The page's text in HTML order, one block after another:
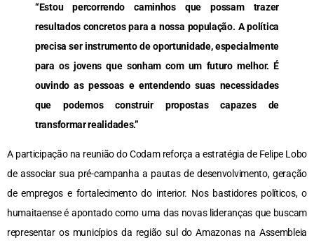
“Estou percorrendo caminhos que possam trazer
resultados concretos para a nossa população. A política
precisa ser instrumento de oportunidade, especialmente
para os jovens que sonham com um futuro melhor. É
ouvindo as pessoas e entendendo suas necessidades
que podemos construir propostas capazes de
transformar realidades.”
A participação na reunião do Codam reforça a estratégia de Felipe Lobo
de associar sua pré-campanha a pautas de desenvolvimento, geração
de empregos e fortalecimento do interior. Nos bastidores políticos, o
humaitaense é apontado como uma das novas lideranças que buscam
representar os municípios da região sul do Amazonas na Assembleia